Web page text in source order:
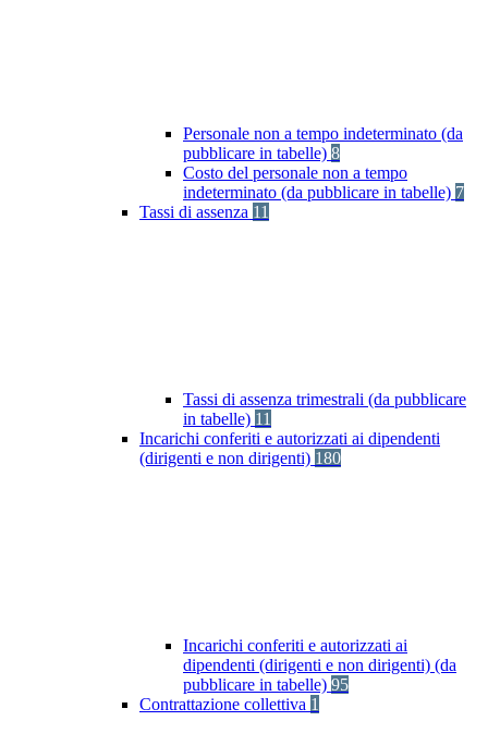
Personale non a tempo indeterminato (da
pubblicare in tabelle) 8
Costo del personale non a tempo
indeterminato (da pubblicare in tabelle) 7
Tassi di assenza 11
Tassi di assenza trimestrali (da pubblicare
in tabelle) 11
Incarichi conferiti e autorizzati ai dipendenti
(dirigenti e non dirigenti) 180
Incarichi conferiti e autorizzati ai
dipendenti (dirigenti e non dirigenti) (da
pubblicare in tabelle) 95
Contrattazione collettiva 1